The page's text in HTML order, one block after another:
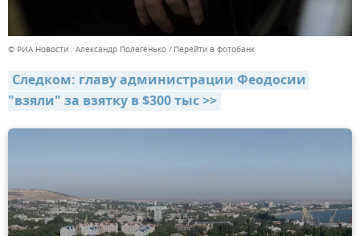
© РИА Новости . Александр Полегенько Перейти в фотобанк
Следком: главу администрации Феодосии
"взяли" за взятку в $300 тыс >>